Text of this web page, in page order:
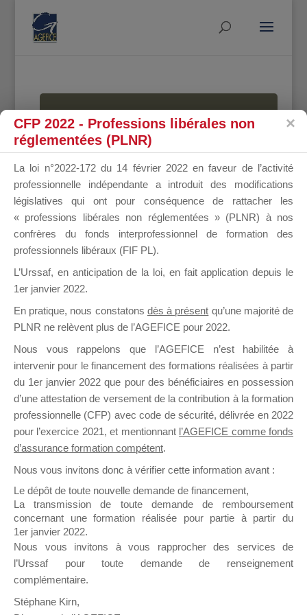
MALLETTE
DU
DIRIGEANT
Groupe Public
il y a un mois
Ce groupe est destiné aux Organismes de
Formation qui souhaitent répondre à l’Appel à
Propositions Mallette du Dirigeant.
sur lequel il est possible de laisser un message
ou poser une question.
NB : Il est nécessaire d’être
pouvoir rejoindre ce groupe
CFP 2022 - Professions libérales non
réglementées (PLNR)
La loi n°2022-172 du 14 février 2022 en faveur de l’activité
professionnelle indépendante a introduit des modifications
législatives qui ont pour conséquence de rattacher les
« professions libérales non réglementées » (PLNR) à nos
confrères du fonds interprofessionnel de formation des
professionnels libéraux (FIF PL).
L’Urssaf, en anticipation de la loi, en fait application depuis le
1er janvier 2022.
En pratique, nous constatons dès à présent qu’une majorité de
PLNR ne relèvent plus de l’AGEFICE pour 2022.
Nous vous rappelons que l’AGEFICE n’est habilitée à
intervenir pour le financement des formations réalisées à partir
du 1er janvier 2022 que pour des bénéficiaires en possession
d’une attestation de versement de la contribution à la formation
professionnelle (CFP) avec code de sécurité, délivrée en 2022
pour l’exercice 2021, et mentionnant l’AGEFICE comme fonds
d’assurance formation compétent.
Nous vous invitons donc à vérifier cette information avant :
Le dépôt de toute nouvelle demande de financement,
La transmission de toute demande de remboursement
concernant une formation réalisée pour partie à partir du
1er janvier 2022.
Nous vous invitons à vous rapprocher des services de
l’Urssaf pour toute demande de renseignement
complémentaire.
Stéphane Kirn,